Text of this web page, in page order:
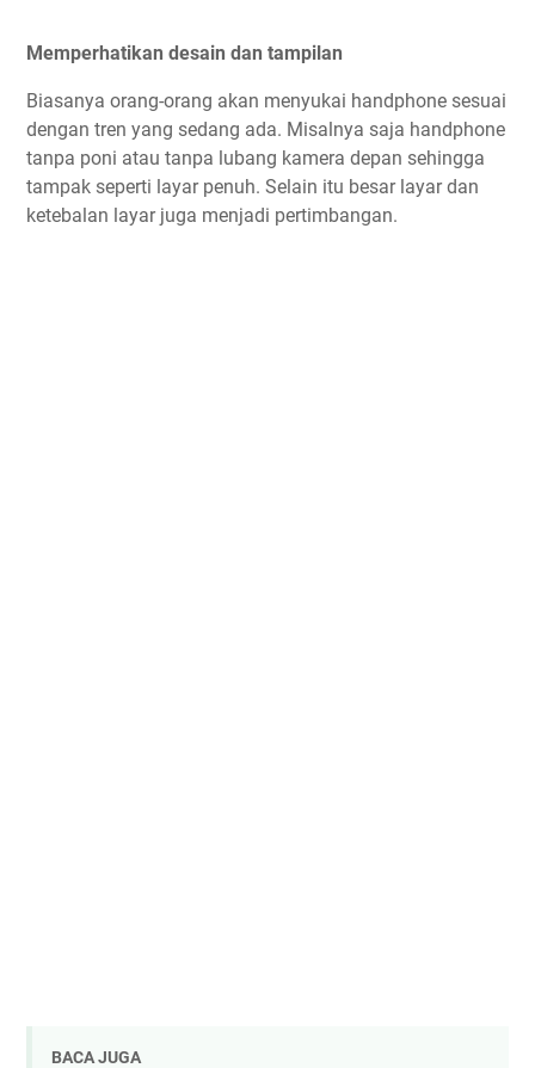
Memperhatikan desain dan tampilan
Biasanya orang-orang akan menyukai handphone sesuai
dengan tren yang sedang ada. Misalnya saja handphone
tanpa poni atau tanpa lubang kamera depan sehingga
tampak seperti layar penuh. Selain itu besar layar dan
ketebalan layar juga menjadi pertimbangan.
BACA JUGA